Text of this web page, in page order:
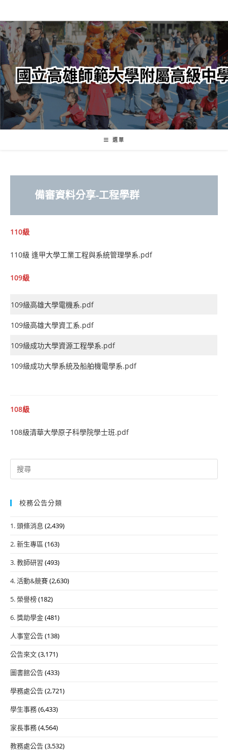
轉
至
主
內
容
選單
備審資料分享-工程學群
110級
110級 逢甲大學工業工程與系統管理學系.pdf
109級
109級高雄大學電機系.pdf
109級高雄大學資工系.pdf
109級成功大學資源工程學系.pdf
109級成功大學系統及船舶機電學系.pdf
108級
108級清華大學原子科學院學士班.pdf
Search
for:
校務公告分類
1. 頭條消息 (2,439)
2. 新生專區 (163)
3. 教師研習 (493)
4. 活動&競賽(2,630)
5. 榮譽榜(182)
6. 獎助學金(481)
人事室公告(138)
公告來文(3,171)
圖書館公告(433)
學務處公告(2,721)
學生事務(6,433)
家長事務(4,564)
教務處公告(3,532)